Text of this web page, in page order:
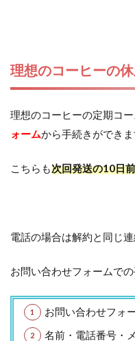
理想のコーヒーの
理想のコーヒーの定期コ
ォームから手続きができま
こちらも次回発送の10日
電話の場合は解約と同じ連
お問い合わせフォームでの
お問い合わせフォ
名前・電話番号・